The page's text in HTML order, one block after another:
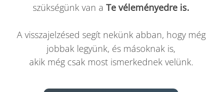
Árlista
szükségünk van a Te véleményedre is.
A visszajelzésed segít nekünk abban, hogy még
jobbak legyünk, és másoknak is,
akik még csak most ismerkednek velünk.